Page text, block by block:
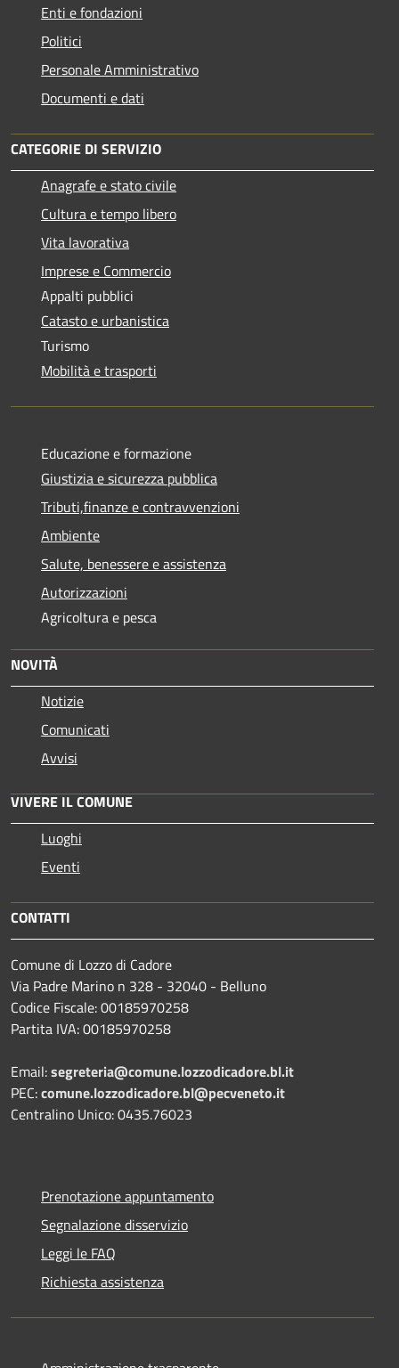
Enti e fondazioni
Politici
Personale Amministrativo
Documenti e dati
CATEGORIE DI SERVIZIO
Anagrafe e stato civile
Cultura e tempo libero
Vita lavorativa
Imprese e Commercio
Appalti pubblici
Catasto e urbanistica
Turismo
Mobilità e trasporti
Educazione e formazione
Giustizia e sicurezza pubblica
Tributi,finanze e contravvenzioni
Ambiente
Salute, benessere e assistenza
Autorizzazioni
Agricoltura e pesca
NOVITÀ
Notizie
Comunicati
Avvisi
VIVERE IL COMUNE
Luoghi
Eventi
CONTATTI
Comune di Lozzo di Cadore
Via Padre Marino n 328 - 32040 - Belluno
Codice Fiscale: 00185970258
Partita IVA: 00185970258
Email:segreteria@comune.lozzodicadore.bl.it
PEC:comune.lozzodicadore.bl@pecveneto.it
Centralino Unico: 0435.76023
Prenotazione appuntamento
Segnalazione disservizio
Leggi le FAQ
Richiesta assistenza